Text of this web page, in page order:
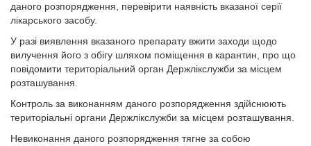
даного розпорядження, перевірити наявність вказаної серії
лікарського засобу.
У разі виявлення вказаного препарату вжити заходи щодо
вилучення його з обігу шляхом поміщення в карантин, про що
повідомити територіальний орган Держлікслужби за місцем
розташування.
Контроль за виконанням даного розпорядження здійснюють
територіальні органи Держлікслужби за місцем розташування.
Невиконання даного розпорядження тягне за собою